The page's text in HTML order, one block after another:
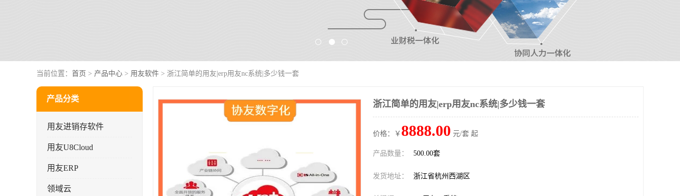
当前位置： 首页 > 产品中心 > 用友软件 > 浙江简单的用友|erp用友nc系统|多少钱一套
产品分类
用友进销存软件
用友U8Cloud
用友ERP
领域云
浙江简单的用友|erp用友nc系统|多少钱一套
价格：￥ 8888.00 元/套 起
产品数量： 500.00套
发货地址： 浙江省杭州西湖区